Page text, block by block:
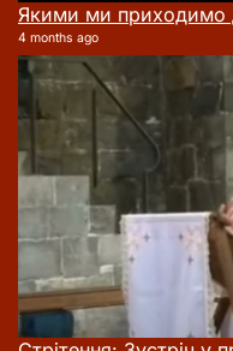
Якими ми приходимо
4 months ago